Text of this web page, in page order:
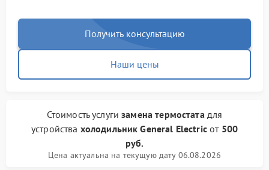
Получить консультацию
Наши цены
Стоимость услугизамена термостатадля
устройства холодильник General Electricот 500
руб.
Цена актуальна на текущую дату 06.08.2026